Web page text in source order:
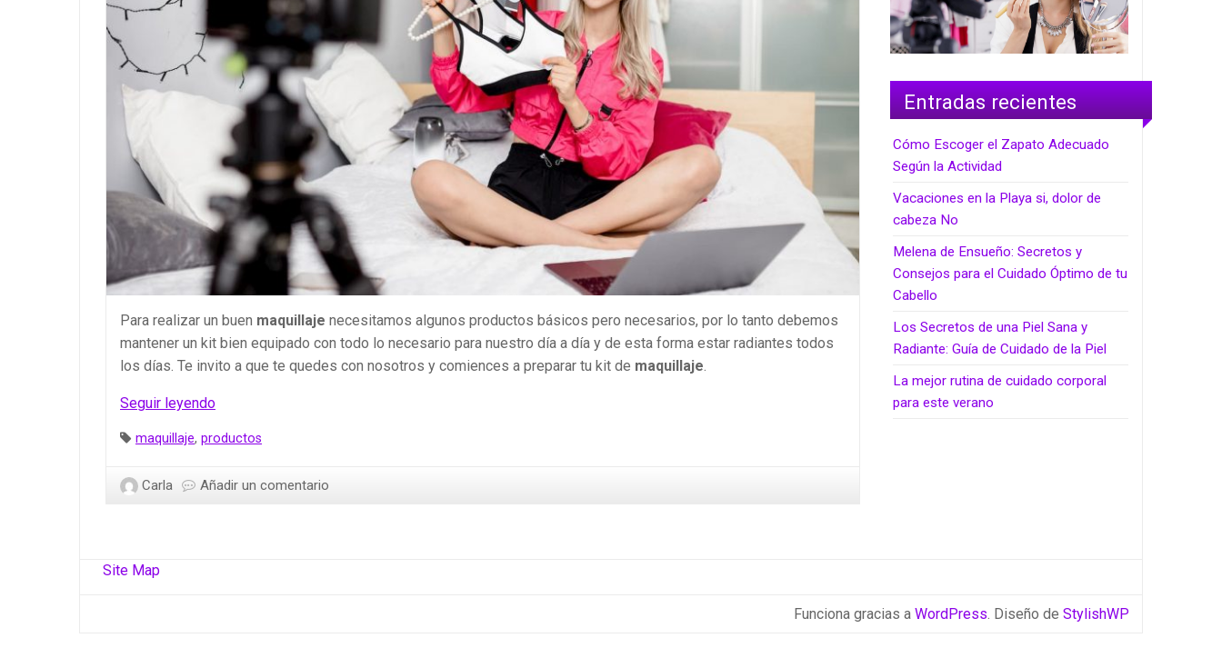
Para realizar un buen maquillaje necesitamos algunos productos básicos pero necesarios, por lo tanto debemos
mantener un kit bien equipado con todo lo necesario para nuestro día a día y de esta forma estar radiantes todos
los días. Te invito a que te quedes con nosotros y comiences a preparar tu kit de maquillaje.
Seguir leyendoProductos
para
buen
Etiquetas:
maquillaje, productos
Carla Añadir un comentario
Entradas recientes
Cómo Escoger el Zapato Adecuado
Según la Actividad
Vacaciones en la Playa si, dolor de
cabeza No
Melena de Ensueño: Secretos y
Consejos para el Cuidado Óptimo de tu
Cabello
Los Secretos de una Piel Sana y
Radiante: Guía de Cuidado de la Piel
La mejor rutina de cuidado corporal
para este verano
Site Map
Funciona gracias a WordPress. Diseño de StylishWP